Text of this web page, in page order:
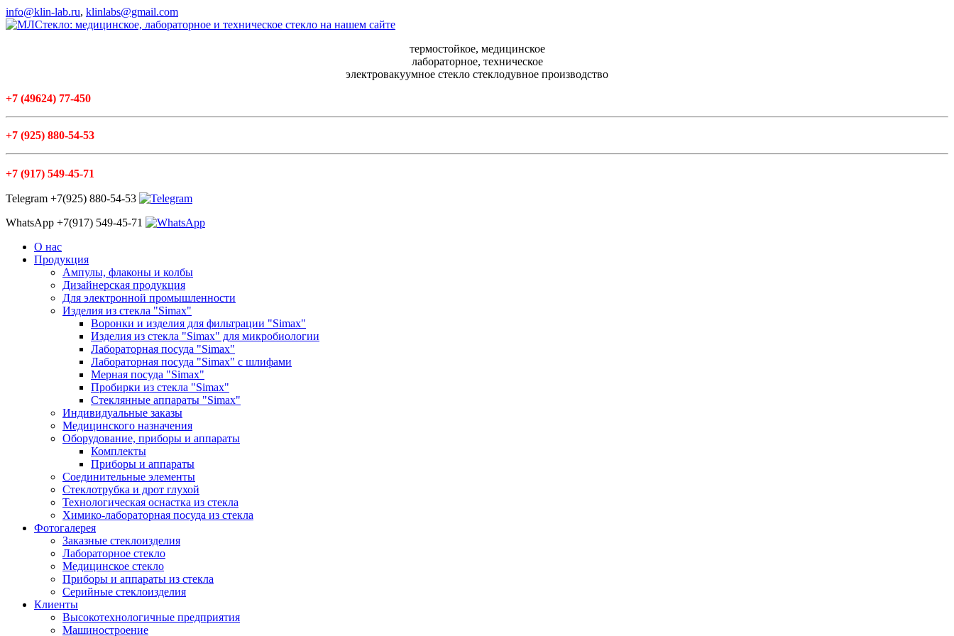
info@klin-lab.ru, klinlabs@gmail.com
термостойкое, медицинское
лабораторное, техническое
электровакуумное стекло стеклодувное производство
+7 (49624) 77-450
+7 (925) 880-54-53
+7 (917) 549-45-71
Telegram +7(925) 880-54-53
WhatsApp +7(917) 549-45-71
О нас
Продукция
Ампулы, флаконы и колбы
Дизайнерская продукция
Для электронной промышленности
Изделия из стекла "Simax"
Воронки и изделия для фильтрации "Simax"
Изделия из стекла "Simax" для микробиологии
Лабораторная посуда "Simax"
Лабораторная посуда "Simax" с шлифами
Мерная посуда "Simax"
Пробирки из стекла "Simax"
Стеклянные аппараты "Simax"
Индивидуальные заказы
Медицинского назначения
Оборудование, приборы и аппараты
Комплекты
Приборы и аппараты
Соединительные элементы
Стеклотрубка и дрот глухой
Технологическая оснастка из стекла
Химико-лабораторная посуда из стекла
Фотогалерея
Заказные стеклоизделия
Лабораторное стекло
Медицинское стекло
Приборы и аппараты из стекла
Серийные стеклоизделия
Клиенты
Высокотехнологичные предприятия
Машиностроение